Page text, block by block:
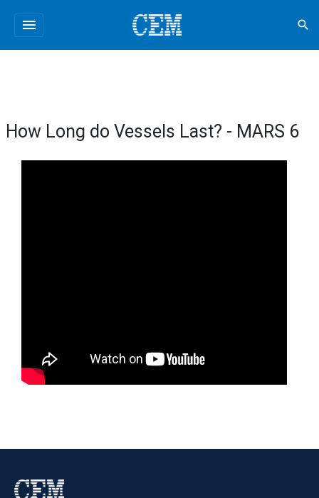
menu search
How Long do Vessels Last? - MARS 6